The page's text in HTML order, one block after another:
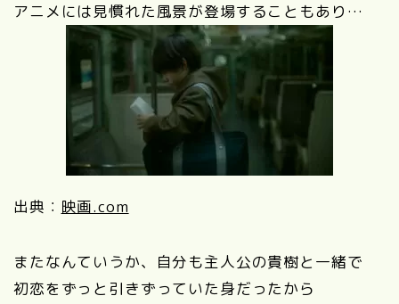
アニメには見慣れた風景が登場することもあり…
出典： 映画.com
またなんていうか、自分も主人公の貴樹と一緒で
初恋をずっと引きずっていた身だったから